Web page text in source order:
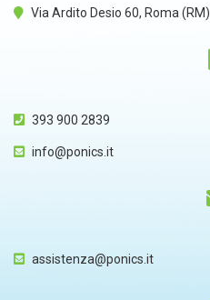
Via Ardito Desio 60, Roma (RM)
393 900 2839
info@ponics.it
assistenza@ponics.it